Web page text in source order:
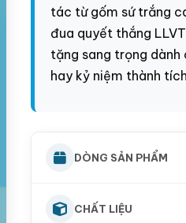
tác từ gốm sứ trắng
đua quyết thắng
tặng sang trọng
hay kỷ niệm thành
DÒNG SẢN PHẨM
CHẤT LIỆU